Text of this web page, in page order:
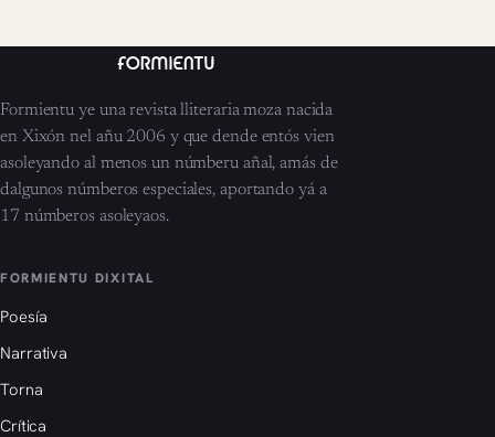
Formientu ye una revista lliteraria moza nacida
en Xixón nel añu 2006 y que dende entós vien
asoleyando al menos un númberu añal, amás de
dalgunos númberos especiales, aportando yá a
17 númberos asoleyaos.
FORMIENTU DIXITAL
Poesía
Narrativa
Torna
Crítica